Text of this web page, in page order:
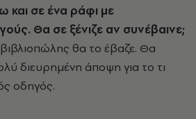
και σε ένα ράφι με
Θα σε ξένιζε αν συνέβαινε;
βιβλιοπώλης θα το έβαζε. Θα
διευρημένη άποψη για το τι
οδηγός.